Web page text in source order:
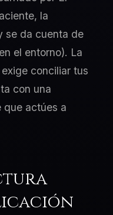
la
se da cuenta de
el entorno). La
conciliar tus
con una
que actúes a